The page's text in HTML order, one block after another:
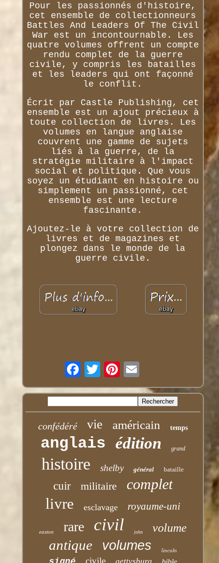
Pour les passionnés d'histoire,
cet ensemble de collectionneurs
Battles And Leaders Of The Civil
War est un incontournable. Les
quatre volumes offrent un compte
rendu complet de la guerre
civile, y compris les batailles
et les leaders qui ont façonné
le conflit.
Écrit par Castle Publishing, cet
ensemble est un ajout précieux à
toute collection de livres. Les
volumes en langue anglaise
couvrent une gamme de sujets
liés à la guerre, de la
stratégie militaire à l'impact
social et politique. Que vous
soyez un étudiant en histoire ou
simplement un passionné, cet
ensemble est une lecture
fascinante.
Ajoutez-le à votre collection de
livres et de magazines et
plongez dans le monde de la
guerre civile.
confédéré vie américain temps
anglais édition grand
histoire shelby général bataille
cuir militaire complet
livre esclavage royaume-uni
easton rare civil john volume
antique volumes lincoln
civile